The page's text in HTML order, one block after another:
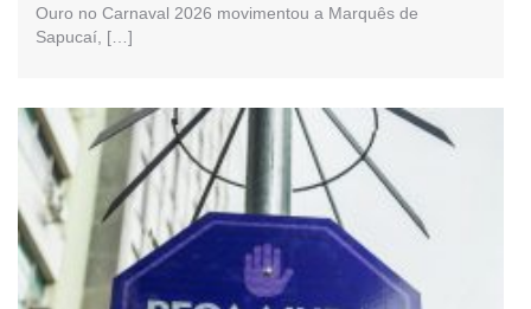
Ouro no Carnaval 2026 movimentou a Marquês de
Sapucaí, […]